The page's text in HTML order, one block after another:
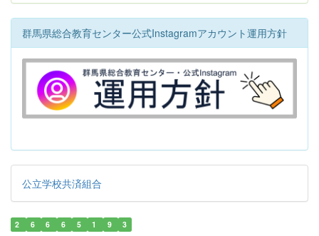
群馬県総合教育センター公式Instagramアカウント運用方針
公立学校共済組合
2 6 6 6 5 1 9 3